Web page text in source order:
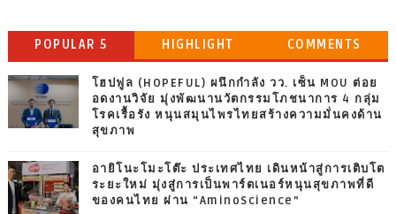
POPULAR 5 HIGHLIGHT COMMENTS
โฮปฟูล (HOPEFUL) ผนึกกำลัง วว. เซ็น MOU ต่อย
อดงานวิจัย มุ่งพัฒนานวัตกรรมโภชนาการ 4 กลุ่ม
โรคเรื้อรัง หนุนสมุนไพรไทยสร้างความมั่นคงด้าน
สุขภาพ
อายิโนะโมะโต๊ะ ประเทศไทย เดินหน้าสู่การเติบโต
ระยะใหม่ มุ่งสู่การเป็นพาร์ตเนอร์หนุนสุขภาพที่ดี
ของคนไทย ผ่าน “AminoScience”